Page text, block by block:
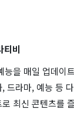
티비
능을 매일 업데이
드라마, 예능 등
최신 콘텐츠를